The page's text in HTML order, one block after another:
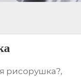
рисорушка?,